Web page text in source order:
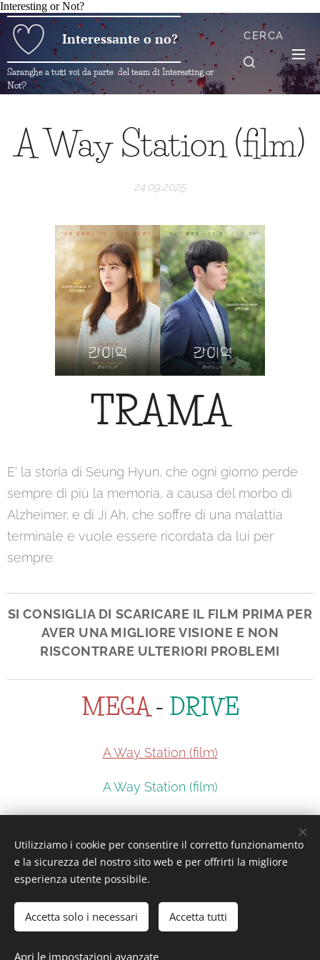
Interesting or Not?
Interessante o no?
Saranghe a tutti voi da parte del team di Interesting or
Not?
CERCA
A Way Station (film)
24.09.2025
TRAMA
E' la storia di Seung Hyun, che ogni giorno perde
sempre di più la memoria, a causa del morbo di
Alzheimer, e di Ji Ah, che soffre di una malattia
terminale e vuole essere ricordata da lui per
sempre.
SI CONSIGLIA DI SCARICARE IL FILM PRIMA PER
AVER UNA MIGLIORE VISIONE E NON
RISCONTRARE ULTERIORI PROBLEMI
MEGA - DRIVE
A Way Station (film)
A Way Station (film)
Interesting or Not?
Utilizziamo i cookie per consentire il corretto funzionamento
e la sicurezza del nostro sito web e per offrirti la migliore
esperienza utente possibile.
Accetta solo i necessari Accetta tutti
Apri le impostazioni avanzate